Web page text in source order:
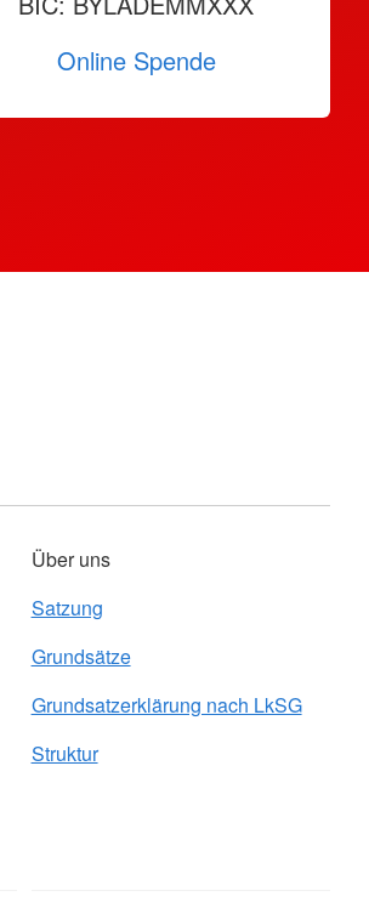
Online Spende
Über uns
Satzung
Grundsätze
Grundsatzerklärung nach LkSG
Struktur